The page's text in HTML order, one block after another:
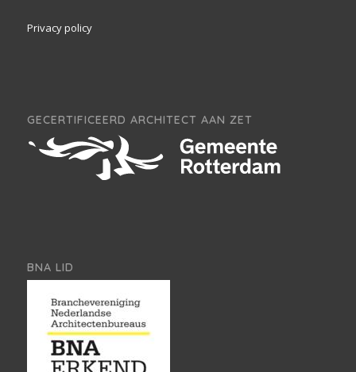
Privacy policy
GECERTIFICEERD ARCHITECT AAN ZET
BNA LID